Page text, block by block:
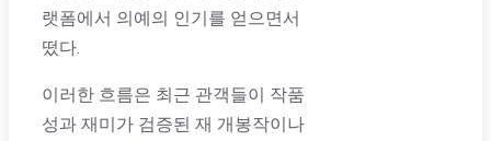
랫폼에서 의예의 인기를 얻으면서
떴다.
이러한 흐름은 최근 관객들이 작품
성과 재미가 검증된 재 개봉작이나